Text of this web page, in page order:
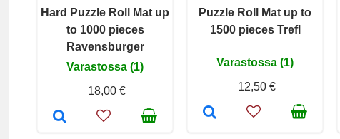
Hard Puzzle Roll Mat up
to 1000 pieces
Ravensburger
Varastossa (1)
18,00 €
Puzzle Roll Mat up to
1500 pieces Trefl
Varastossa (1)
12,50 €